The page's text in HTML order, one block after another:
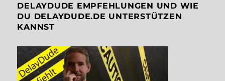
DELAYDUDE EMPFEHLUNGEN UND WIE
DU DELAYDUDE.DE UNTERSTÜTZEN
KANNST